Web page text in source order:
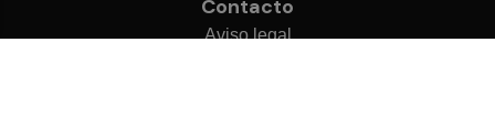
Contacto
Aviso legal